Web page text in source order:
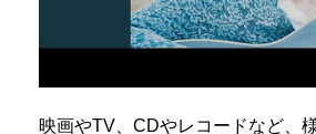
映画やTV、CDやレコードなど、